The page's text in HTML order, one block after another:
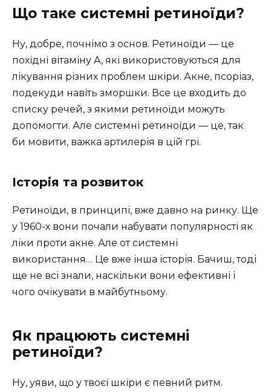
Що таке системні ретиноїди?
Ну, добре, почнімо з основ. Ретиноїди — це
похідні вітаміну A, які використовуються для
лікування різних проблем шкіри. Акне, псоріаз,
подекуди навіть зморшки. Все це входить до
списку речей, з якими ретиноїди можуть
допомогти. Але системні ретиноїди — це, так
би мовити, важка артилерія в цій грі.
Історія та розвиток
Ретиноїди, в принципі, вже давно на ринку. Ще
у 1960-х вони почали набувати популярності як
ліки проти акне. Але от системні
використання… Це вже інша історія. Бачиш, тоді
ще не всі знали, наскільки вони ефективні і
чого очікувати в майбутньому.
Як працюють системні
ретиноїди?
Ну, уяви, що у твоєї шкіри є певний ритм.